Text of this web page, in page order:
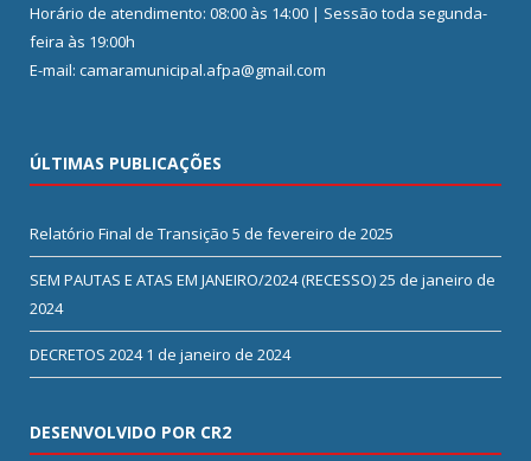
Horário de atendimento: 08:00 às 14:00 | Sessão toda segunda-
feira às 19:00h
E-mail: camaramunicipal.afpa@gmail.com
ÚLTIMAS PUBLICAÇÕES
Relatório Final de Transição 5 de fevereiro de 2025
SEM PAUTAS E ATAS EM JANEIRO/2024 (RECESSO)25 de janeiro de
2024
DECRETOS 2024 1 de janeiro de 2024
DESENVOLVIDO POR CR2